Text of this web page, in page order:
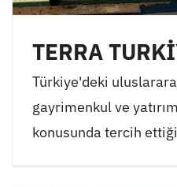
TERRA
Türkiye'deki
gayrimenkul ve
konusunda tercih